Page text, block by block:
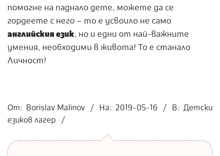
помогне на паднало дете, можете да се
гордеете с него – то е усвоило не само
английския език, но и едни от най-важните
умения, необходими в живота! То е станало
Личност!
05-
16
От: Borislav Malinov На: 2019-05-16 В: Детски
езиков лагер